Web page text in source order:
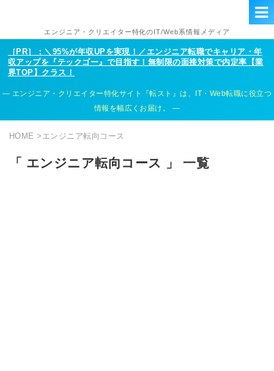
エンジニア・クリエイター特化のIT/Web系情報メディア
［PR］：＼95%が年収UPを実現！／エンジニア転職でキャリア・年
収アップを『テックゴー』で目指す！無制限の面接対策で内定率【業
界TOP】クラス！
エンジニア・クリエイター特化サイト『転スト』は、IT・Web転職に役立つ
情報を幅広くお届け。
HOME > エンジニア転向コース
「 エンジニア転向コース 」 一覧